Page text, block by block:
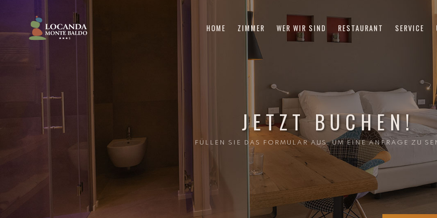
HOME ZIMMER WER WIR SIND RESTAURANT SERVICE
JETZT BUCHEN!
FÜLLEN SIE DAS FORMULAR AUS, UM EINE ANFRAGE ZU